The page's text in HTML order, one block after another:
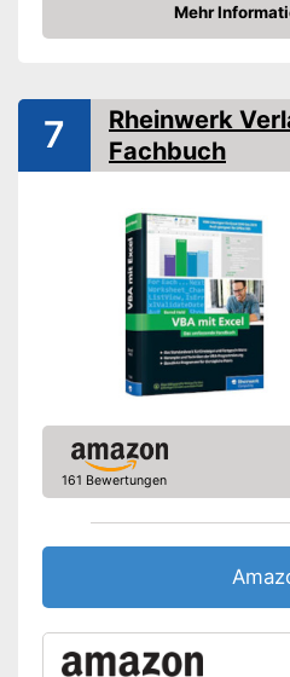
Amazon Lieferzeit
Mehr
Amazon
7
Rheinwerk
Fachbuch
161 Bewertungen